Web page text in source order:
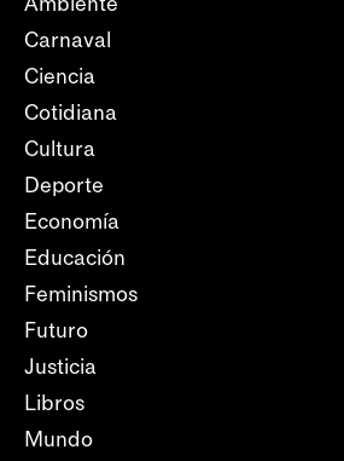
Carnaval
Ciencia
Cotidiana
Cultura
Deporte
Economía
Educación
Feminismos
Futuro
Justicia
Libros
Mundo